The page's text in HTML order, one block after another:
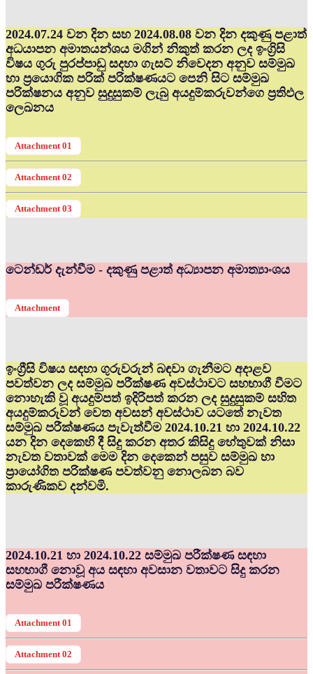
2024.07.24 වන දින සහ 2024.08.08 වන දින දකුණු පළාත්
අධ‍යාපන අමාතයන්ශය මගින් නිකුත් කරන ලද ඉංග්‍රිසි
විෂය ගුරු පුරප්පාඩු සදහා ගැසට් නිවෙදන අනුව සම්මුඛ
හා ප්‍රයොගික පරික් පරික්ෂණයට පෙනි සිට සම්මුඛ
පරික්ෂනය අනුව සුදුසුකම් ලැබු අයදුම්කරුවන්ගෙ ප්‍රතිඵල
ලෙඛනය
Attachment 01
Attachment 02
Attachment 03
ටෙන්ඩර් දැන්වීම - දකුණු පළාත් අධ්‍යාපන අමාත්‍යාංශය
Attachment
ඉංග්‍රීසි විෂය සඳහා ගුරුවරුන් බඳවා ගැනීමට අදාළව
පවත්වන ලද සම්මුඛ පරීක්ෂණ අවස්ථාවට සහභාගී වීමට
නොහැකි වූ අයදුම්පත් ඉදිරිපත් කරන ලද සුදුසුකම් සහිත
අයදුම්කරුවන් වෙත අවසන් අවස්ථාව යටතේ නැවත
සම්මුඛ පරීක්ෂණය පැවැත්වීම 2024.10.21 හා 2024.10.22
යන දින දෙකෙහි දී සිදු කරන අතර කිසිදු හේතුවක් නිසා
නැවත වතාවක් මෙම දින දෙකෙන් පසුව සම්මුඛ හා
ප්‍රායෝගිත පරික්ෂණ පවත්වනු නොලබන බව
කාරුණිකව දන්වමි.
2024.10.21 හා 2024.10.22 සම්මුඛ පරීක්ෂණ සඳහා
සහභාගී නොවූ අය සඳහා අවසාන වතාවට සිදු කරන
සම්මුඛ පරීක්ෂණය
Attachment 01
Attachment 02